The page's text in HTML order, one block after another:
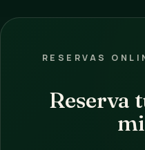
RESERVAS
Reserva